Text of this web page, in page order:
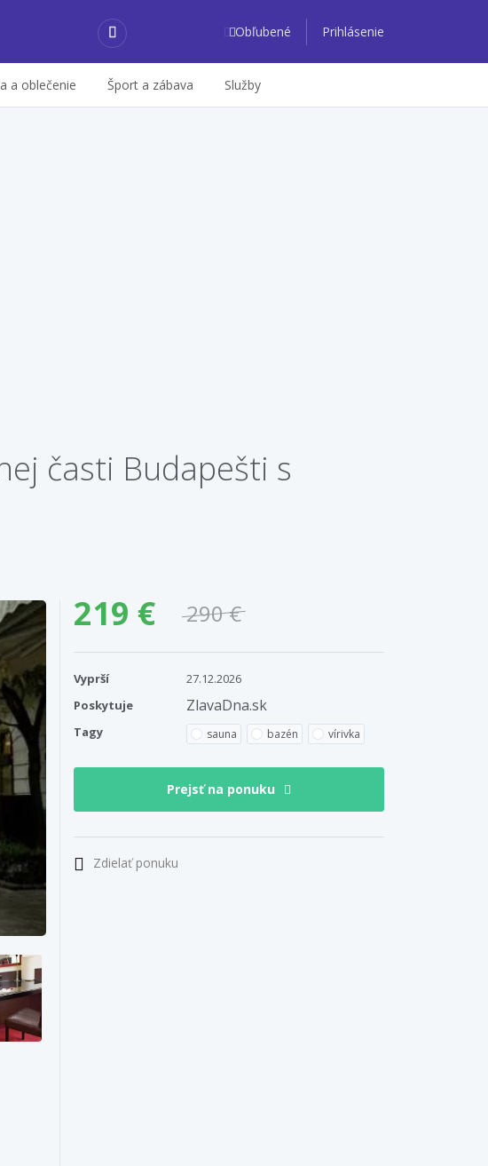
Obľubené Prihlásenie
a oblečenie Šport a zábava Služby
časti Budapešti s
219 € 290 €
Vyprší
27.12.2026
Poskytuje
ZlavaDna.sk
Tagy sauna bazén vírivka
Prejsť na ponuku
Zdielať ponuku